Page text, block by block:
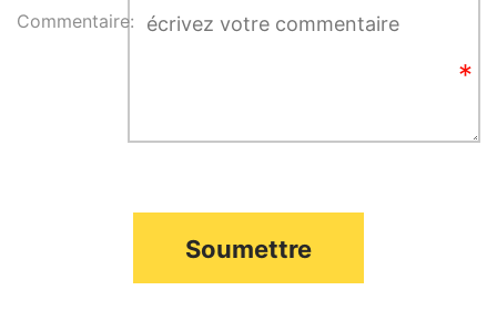
Commentaire:
Soumettre